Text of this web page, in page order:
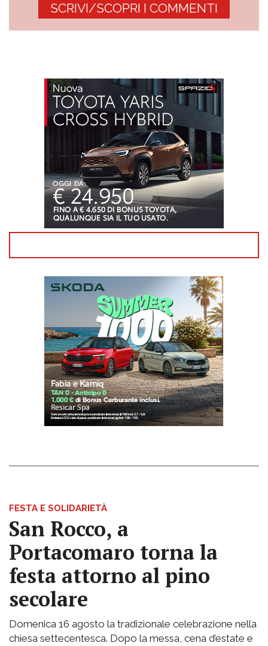
SCRIVI/SCOPRI I COMMENTI
FESTA E SOLIDARIETÀ
San Rocco, a
Portacomaro torna la
festa attorno al pino
secolare
Domenica 16 agosto la tradizionale celebrazione nella
chiesa settecentesca. Dopo la messa, cena d’estate e